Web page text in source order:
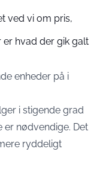
ved vi om pris,
hvad der gik galt
enheder på i
i stigende grad
er nødvendige. Det
ryddeligt